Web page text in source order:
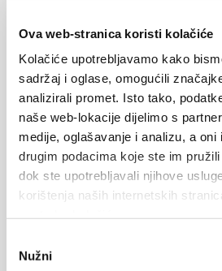
Ova web-stranica koristi kolačiće
Kolačiće upotrebljavamo kako
sadržaj i oglase, omogućili
analizirali promet. Isto tako,
naše web-lokacije dijelimo s
medije, oglašavanje i analizu, a oni
drugim podacima koje ste im
dok ste upotrebljavali njihove
korištenja naših internetskih
pristanka
Nužni
Arias under the
LEER MÁS